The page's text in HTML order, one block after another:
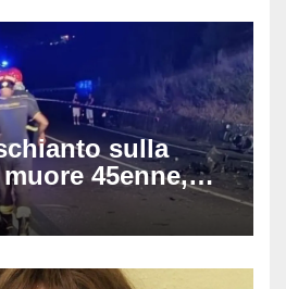
sulla
45enne,
un suv e